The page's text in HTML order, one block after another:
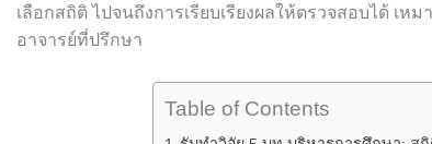
เลือกสถิติ ไปจนถึงการเรียบเรียงผลให้ตรวจสอบได้ เห
อาจารย์ที่ปรึกษา
Table of Contents